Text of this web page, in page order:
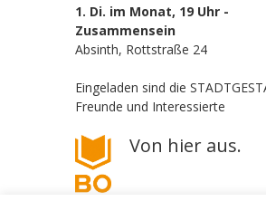
1. Di. im Monat, 19 Uhr -
Zusammensein
Absinth, Rottstraße 24
Eingeladen sind die
Freunde und Interessierte
Von hier aus.